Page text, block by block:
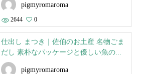
pigmyromaroma
2644 0
仕出し まつき｜佐伯のお土産 名物ごま
だし 素朴なパッケージと優しい魚の...
pigmyromaroma